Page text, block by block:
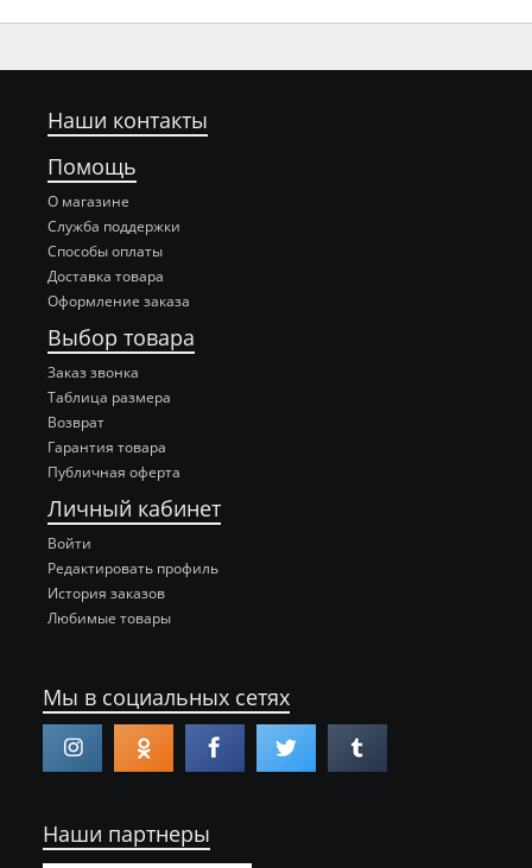
Наши контакты
Помощь
О магазине
Служба поддержки
Способы оплаты
Доставка товара
Оформление заказа
Выбор товара
Заказ звонка
Таблица размера
Возврат
Гарантия товара
Публичная оферта
Личный кабинет
Войти
Редактировать профиль
История заказов
Любимые товары
Мы в социальных сетях
Наши партнеры